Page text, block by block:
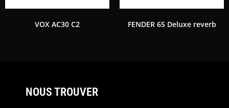
VOX AC30 C2 FENDER 65 Deluxe reverb
NOUS TROUVER